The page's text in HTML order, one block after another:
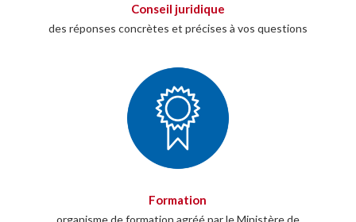
Conseil juridique
des réponses concrètes et précises à vos questions
Formation